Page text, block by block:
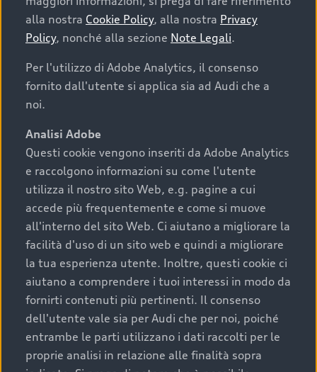
acquistare la tua prossima
auto
I requisiti fondamentali da considerare prima di
acquistare un’auto usata, oltre al prezzo e all'aspetto,
chilometraggio: un valore contenuto corrisponde a
uno stato migliore del veicolo e a una maggiore
durata nel tempo;
cronologia dei tagliandi: una documentazione
completa della vettura certifica una manutenzione
costante e accurata;
condizioni della carrozzeria e degli interni: una
buona conservazione evidenzia cura e attenzione del
precedente proprietario;
efficienza meccanica: motore, trasmissione e
componenti principali in ottimo stato garantiscono
alla nostra Cookie Policy, alla nostra Privacy
Policy, nonché alla sezione Note Legali.
Per l'utilizzo di Adobe Analytics, il consenso
fornito dall'utente si applica sia ad Audi che a
noi.
Analisi Adobe
Questi cookie vengono inseriti da Adobe Analytics
e raccolgono informazioni su come l'utente
utilizza il nostro sito Web, e.g. pagine a cui
accede più frequentemente e come si muove
all'interno del sito Web. Ci aiutano a migliorare la
facilità d'uso di un sito web e quindi a migliorare
la tua esperienza utente. Inoltre, questi cookie ci
aiutano a comprendere i tuoi interessi in modo da
fornirti contenuti più pertinenti. Il consenso
dell'utente vale sia per Audi che per noi, poiché
entrambe le parti utilizzano i dati raccolti per le
proprie analisi in relazione alle finalità sopra